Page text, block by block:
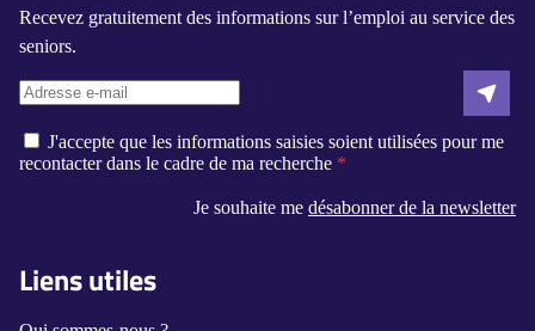
Recevez gratuitement des informations sur l’emploi au service des
seniors.
J'accepte que les informations saisies soient utilisées pour me
recontacter dans le cadre de ma recherche
Je souhaite me désabonner de la newsletter
Liens utiles